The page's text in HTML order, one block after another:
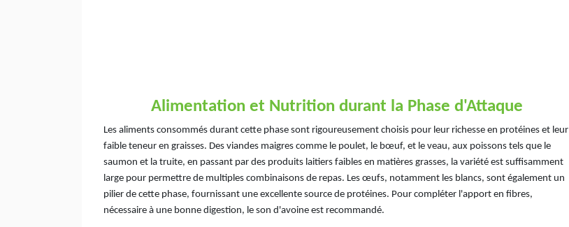
Alimentation et Nutrition durant la Phase d'Attaque
Les aliments consommés durant cette phase sont rigoureusement choisis pour leur richesse en protéines et leur
faible teneur en graisses. Des viandes maigres comme le poulet, le bœuf, et le veau, aux poissons tels que le
saumon et la truite, en passant par des produits laitiers faibles en matières grasses, la variété est suffisamment
large pour permettre de multiples combinaisons de repas. Les œufs, notamment les blancs, sont également un
pilier de cette phase, fournissant une excellente source de protéines. Pour compléter l'apport en fibres,
nécessaire à une bonne digestion, le son d'avoine est recommandé.